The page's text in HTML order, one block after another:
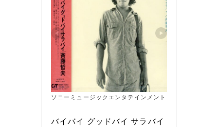
ソニーミュージックエンタテインメント
バイバイ グッドバイ サラバイ